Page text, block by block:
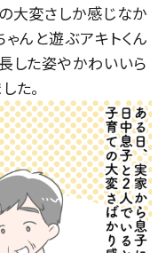
大変さしか感じなか
んと遊ぶアキトくん
した姿やかわいいら
た。